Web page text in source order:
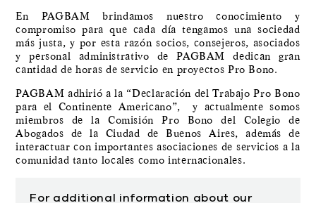
En PAGBAM brindamos nuestro conocimiento y
compromiso para que cada día tengamos una sociedad
más justa, y por esta razón socios, consejeros, asociados
y personal administrativo de PAGBAM dedican gran
cantidad de horas de servicio en proyectos Pro Bono.
PAGBAM adhirió a la “Declaración del Trabajo Pro Bono
para el Continente Americano”, y actualmente somos
miembros de la Comisión Pro Bono del Colegio de
Abogados de la Ciudad de Buenos Aires, además de
interactuar con importantes asociaciones de servicios a la
comunidad tanto locales como internacionales.
For additional information about our